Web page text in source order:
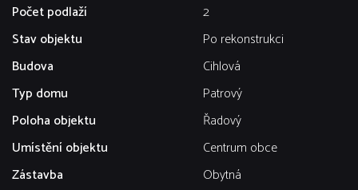
Počet podlaží
2
Stav objektu
Po rekonstrukci
Budova
Cihlová
Typ domu
Patrový
Poloha objektu
Řadový
Umístění objektu
Centrum obce
Zástavba
Obytná